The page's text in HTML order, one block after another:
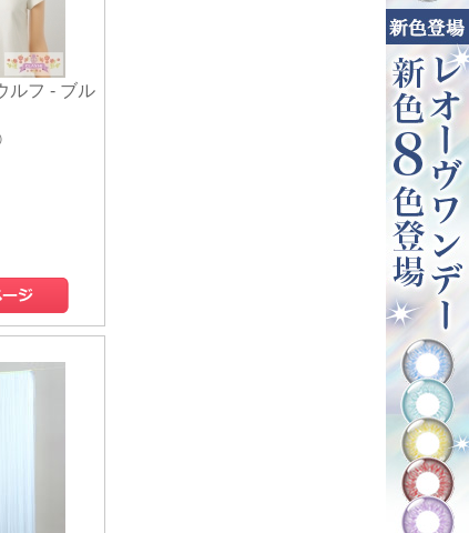
ルフ - ブル